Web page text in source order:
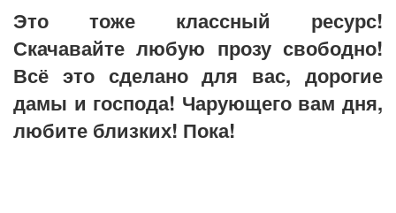
Это тоже классный ресурс!
Скачавайте любую прозу свободно!
Всё это сделано для вас, дорогие
дамы и господа! Чарующего вам дня,
любите близких! Пока!